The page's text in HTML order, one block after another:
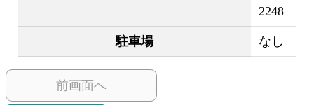
2248
駐車場 なし
前画面へ